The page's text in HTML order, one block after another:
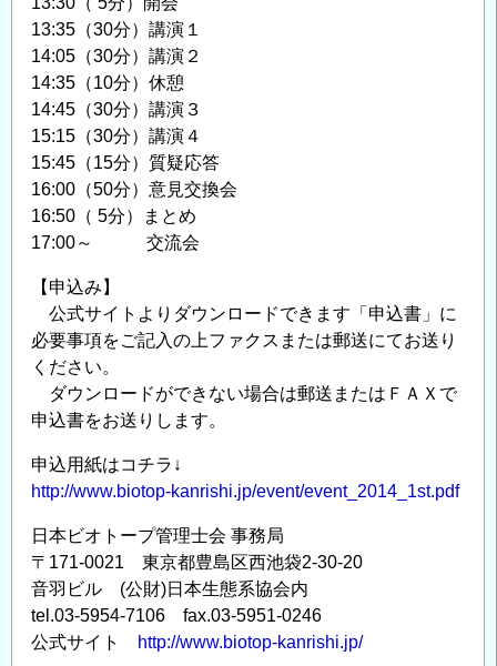
13:35（30分）講演１
14:05（30分）講演２
14:35（10分）休憩
14:45（30分）講演３
15:15（30分）講演４
15:45（15分）質疑応答
16:00（50分）意見交換会
16:50（ 5分）まとめ
17:00～ 交流会
【申込み】
公式サイトよりダウンロードできます「申込書」に
必要事項をご記入の上ファクスまたは郵送にてお送り
ください。
ダウンロードができない場合は郵送またはＦＡＸで
申込書をお送りします。
申込用紙はコチラ↓
http://www.biotop-kanrishi.jp/event/event_2014_1st.pdf
日本ビオトープ管理士会 事務局
〒171-0021 東京都豊島区西池袋2-30-20
音羽ビル (公財)日本生態系協会内
tel.03-5954-7106 fax.03-5951-0246
公式サイト
http://www.biotop-kanrishi.jp/